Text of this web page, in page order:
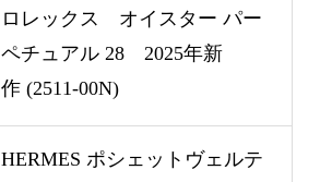
ロレックス オイスター パー
ペチュアル 28 2025年新
作 (2511-00N)
HERMES ポシェットヴェルテ